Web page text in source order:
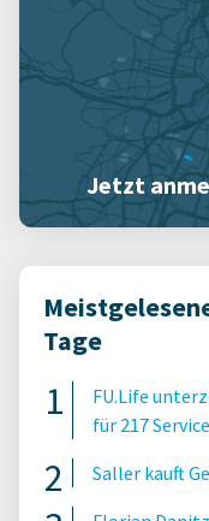
Jetzt
Tage
FU.Life
für 217
Saller kauft